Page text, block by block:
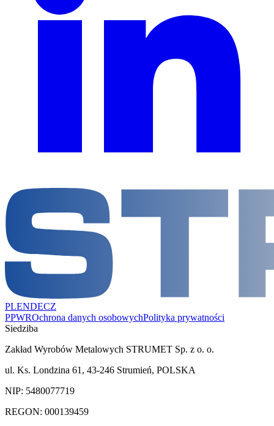
PLENDECZ
PPWROchrona danych osobowychPolityka prywatności
Siedziba
Zakład Wyrobów Metalowych STRUMET Sp. z o. o.
ul. Ks. Londzina 61, 43-246 Strumień, POLSKA
NIP: 5480077719
REGON: 000139459